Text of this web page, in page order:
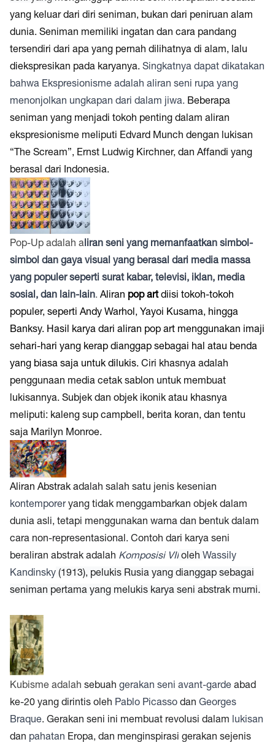
yang keluar dari diri seniman, bukan dari peniruan alam
dunia. Seniman memiliki ingatan dan cara pandang
tersendiri dari apa yang pernah dilihatnya di alam, lalu
diekspresikan pada karyanya. Singkatnya dapat dikatakan
bahwa Ekspresionisme adalah aliran seni rupa yang
menonjolkan ungkapan dari dalam jiwa. Beberapa
seniman yang menjadi tokoh penting dalam aliran
ekspresionisme meliputi Edvard Munch dengan lukisan
“The Scream”, Ernst Ludwig Kirchner, dan Affandi yang
berasal dari Indonesia.
Pop-Up adalah a liran seni yang memanfaatkan simbol-
simbol dan gaya visual yang berasal dari media massa
yang populer seperti surat kabar, televisi, iklan, media
sosial, dan lain-lain. Aliran pop artdiisi tokoh-tokoh
populer, seperti Andy Warhol, Yayoi Kusama, hingga
Banksy. Hasil karya dari aliran pop art menggunakan imaji
sehari-hari yang kerap dianggap sebagai hal atau benda
yang biasa saja untuk dilukis. Ciri khasnya adalah
penggunaan media cetak sablon untuk membuat
lukisannya. Subjek dan objek ikonik atau khasnya
meliputi: kaleng sup campbell, berita koran, dan tentu
saja Marilyn Monroe.
Aliran Abstrak adalah salah satu jenis kesenian
kontemporer yang tidak menggambarkan objek dalam
dunia asli, tetapi menggunakan warna dan bentuk dalam
cara non-representasional. Contoh dari karya seni
beraliran abstrak adalah Komposisi VII oleh Wassily
Kandinsky (1913), pelukis Rusia yang dianggap sebagai
seniman pertama yang melukis karya seni abstrak murni.
Kubisme adalah sebuah gerakan seni avant-garde abad
ke-20 yang dirintis oleh Pablo Picasso dan Georges
Braque. Gerakan seni ini membuat revolusi dalam lukisan
dan pahatan Eropa, dan menginspirasi gerakan sejenis